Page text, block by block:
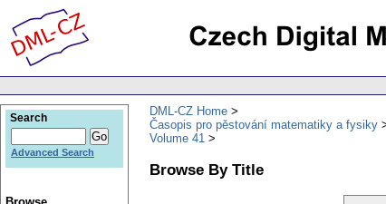
DML-CZ Home
Časopis pro pěstování matematiky a fysiky
Volume 41
Browse By Title
Search
Advanced Search